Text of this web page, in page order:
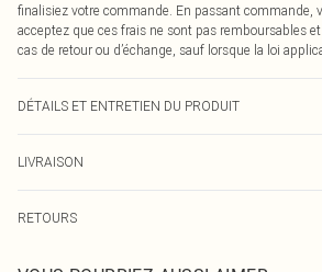
finalisiez votre commande. En passant commande,
acceptez que ces frais ne sont pas remboursables
cas de retour ou d’échange, sauf lorsque la loi
DÉTAILS ET ENTRETIEN DU PRODUIT
taille UK 10.
LIVRAISON
Livraison express France
RETOURS